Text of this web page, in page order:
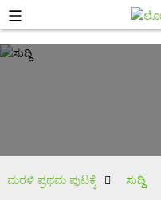
ಮರಳಿ ಪ್ರಥಮ ಪುಟಕ್ಕೆ ಸುದ್ದಿ